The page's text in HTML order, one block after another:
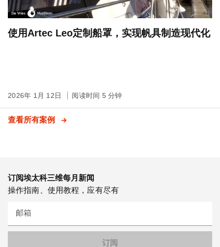
使用Artec Leo定制船罩，实现帆具制造现代化
2026年 1月 12日 阅读时间 5 分钟
查看所有案例
订阅埃太科三维每月新闻
操作指南、使用教程，应有尽有
邮箱